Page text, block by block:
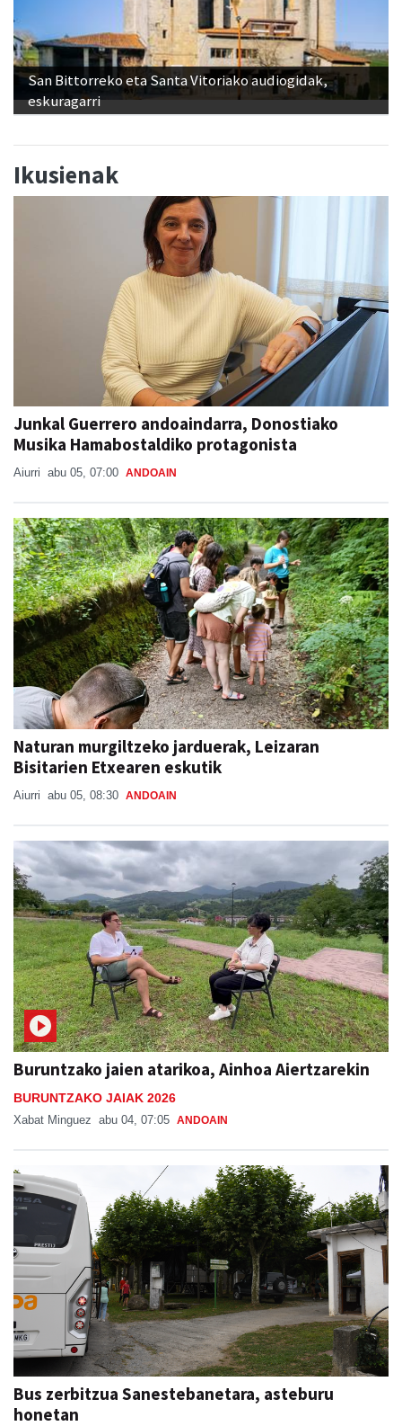
San Bittorreko eta Santa Vitoriako audiogidak,
eskuragarri
Ikusienak
Junkal Guerrero andoaindarra, Donostiako
Musika Hamabostaldiko protagonista
Aiurri abu 05, 07:00 ANDOAIN
Naturan murgiltzeko jarduerak, Leizaran
Bisitarien Etxearen eskutik
Aiurri abu 05, 08:30 ANDOAIN
Buruntzako jaien atarikoa, Ainhoa Aiertzarekin
BURUNTZAKO JAIAK 2026
Xabat Minguez abu 04, 07:05 ANDOAIN
Bus zerbitzua Sanestebanetara, asteburu
honetan